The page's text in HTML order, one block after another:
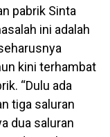
pabrik Sinta
ini adalah
kini terhambat
“Dulu ada
tiga saluran
dua saluran